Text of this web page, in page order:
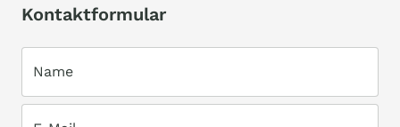
Kontaktformular
Name